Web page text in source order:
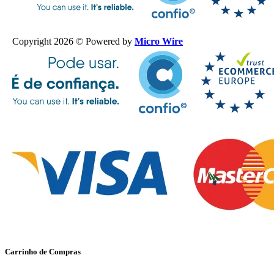
Copyright 2026 © Powered by Micro Wire
Carrinho de Compras